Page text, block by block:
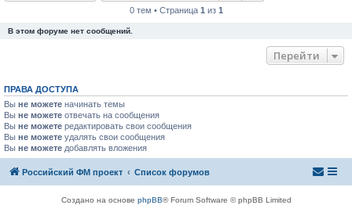
0 тем • Страница 1 из 1
В этом форуме нет сообщений.
Перейти
ПРАВА ДОСТУПА
Вы не можете начинать темы
Вы не можете отвечать на сообщения
Вы не можете редактировать свои сообщения
Вы не можете удалять свои сообщения
Вы не можете добавлять вложения
Российский ФМ проект Список форумов
Создано на основе phpBB® Forum Software © phpBB Limited